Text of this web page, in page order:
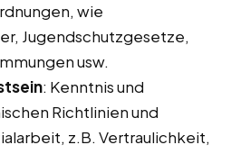
wie
Jugendschutzgesetze,
usw.
: Kenntnis und
Richtlinien und
z.B. Vertraulichkeit,